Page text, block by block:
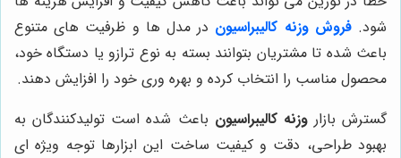
شود.فروش وزنه کالیبراسیون در مدل ها و ظرفیت های متنوع
باعث شده تا مشتریان بتوانند بسته به نوع ترازو یا دستگاه خود،
محصول مناسب را انتخاب کرده و بهره وری خود را افزایش دهند.
گسترش بازاروزنه کالیبراسیون باعث شده است تولیدکنندگان به
بهبود طراحی، دقت و کیفیت ساخت این ابزارها توجه ویژه ای